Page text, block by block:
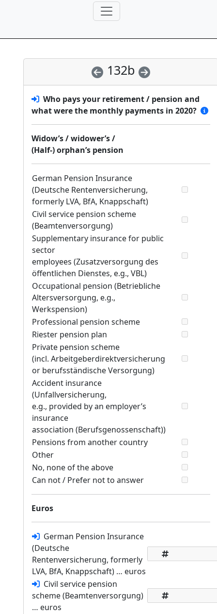
132b
Who pays your retirement / pension and
what were the monthly payments in 2020?
Widow’s / widower’s /
(Half-) orphan’s pension
German Pension Insurance
(Deutsche Rentenversicherung,
formerly LVA, BfA, Knappschaft)
Civil service pension scheme
(Beamtenversorgung)
Supplementary insurance for public
sector
employees (Zusatzversorgung des
öffentlichen Dienstes, e.g., VBL)
Occupational pension (Betriebliche
Altersversorgung, e.g.,
Werkspension)
Professional pension scheme
Riester pension plan
Private pension scheme
(incl. Arbeitgeberdirektversicherung
or berufsständische Versorgung)
Accident insurance
(Unfallversicherung,
e.g., provided by an employer’s
insurance
association (Berufsgenossenschaft))
Pensions from another country
Other
No, none of the above
Can not / Prefer not to answer
Euros
German Pension Insurance
(Deutsche
Rentenversicherung, formerly
LVA, BfA, Knappschaft) … euros
Civil service pension
scheme (Beamtenversorgung)
… euros